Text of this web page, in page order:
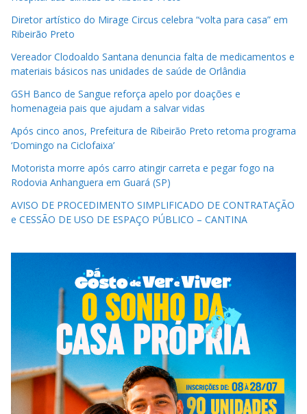
Diretor artístico do Mirage Circus celebra “volta para casa” em
Ribeirão Preto
Vereador Clodoaldo Santana denuncia falta de medicamentos e
materiais básicos nas unidades de saúde de Orlândia
GSH Banco de Sangue reforça apelo por doações e
homenageia pais que ajudam a salvar vidas
Após cinco anos, Prefeitura de Ribeirão Preto retoma programa
‘Domingo na Ciclofaixa’
Motorista morre após carro atingir carreta e pegar fogo na
Rodovia Anhanguera em Guará (SP)
AVISO DE PROCEDIMENTO SIMPLIFICADO DE CONTRATAÇÃO
e CESSÃO DE USO DE ESPAÇO PÚBLICO – CANTINA